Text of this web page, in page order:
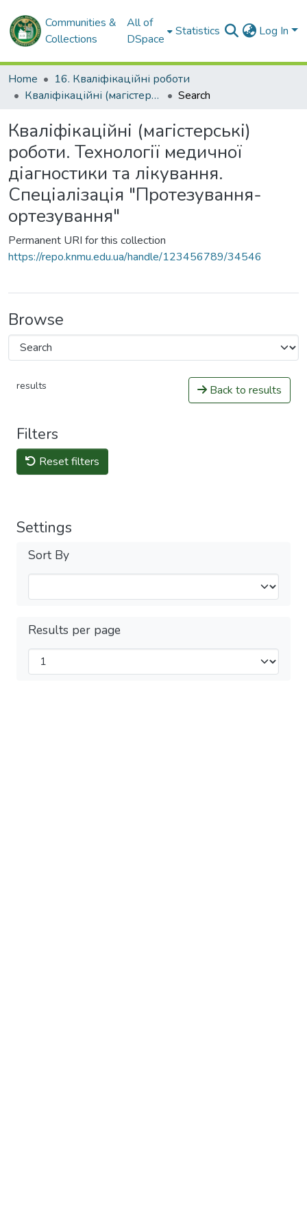
Communities &
Collections
All of
DSpace
Statistics Log In
Home
16. Кваліфікаційні роботи
Кваліфікаційні (магістерські) роботи. Технології медичної діагностики та лікування. Спеціалізація "Протезування-ортезування"
Search
Кваліфікаційні (магістерські)
роботи. Технології медичної
діагностики та лікування.
Спеціалізація "Протезування-
ортезування"
Permanent URI for this collection
https://repo.knmu.edu.ua/handle/123456789/34546
Browse
results Back to results
Filters
Reset filters
Settings
Sort By
Results per page